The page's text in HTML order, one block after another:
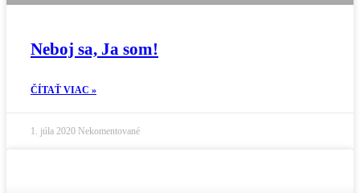
Neboj sa, Ja som!
ČÍTAŤ VIAC »
1. júla 2020 Nekomentované